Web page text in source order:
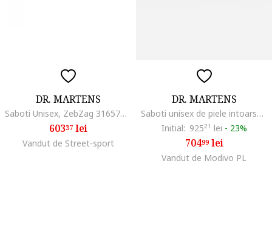
DR. MARTENS
Saboti Unisex, ZebZag 31657001
60337lei
Vandut de Street-sport
DR. MARTENS
Saboti unisex de piele intoarsa cu animal print, Negru/Maro deschis
Initial: 92521 lei - 23%
70499lei
Vandut de Modivo PL